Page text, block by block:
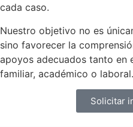
cada caso.
Nuestro objetivo no es
sino favorecer la
apoyos adecuados tanto en
familiar, académico o laboral.
Solicitar